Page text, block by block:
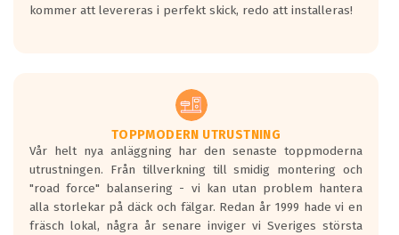
kommer att levereras i perfekt skick, redo att installeras!
TOPPMODERN UTRUSTNING
Vår helt nya anläggning har den senaste toppmoderna
utrustningen. Från tillverkning till smidig montering och
"road force" balansering - vi kan utan problem hantera
alla storlekar på däck och fälgar. Redan år 1999 hade vi en
fräsch lokal, några år senare inviger vi Sveriges största